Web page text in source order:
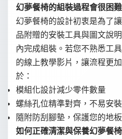
幻夢餐椅的組裝過程會很困
幻夢餐椅的設計初衷是為了
品附贈的安裝工具與圖文說
內完成組裝。若您不熟悉工
的線上教學影片，讓流程更
於：
模組化設計減少零件數量
螺絲孔位精準對齊，不易安
隨附防刮腳墊，保護您的地
如何正確清潔與保養幻夢餐